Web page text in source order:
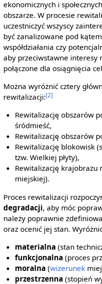
ekonomicznych i
obszarze. W procesie
uczestniczyć wszyscy
być zanalizowane pod
współdziałania czy
aby przeciwstawne interesy
połączone dla osiągnięcia
Można wyróżnić cztery
rewitalizacji:[2]
Rewitalizację obszarów
śródmieść,
Rewitalizację obszarów
Rewitalizację blokowisk
tzw. Wielkiej płyty),
Rewitalizację krajobrazu
miejskiej).
Proces rewitalizacji
degradacji, aby móc
należy poprawnie
oraz ocenić jej stan.
materialna (stan
funkcjonalna (proces
moralna (wizerunek
przestrzenna (stopień